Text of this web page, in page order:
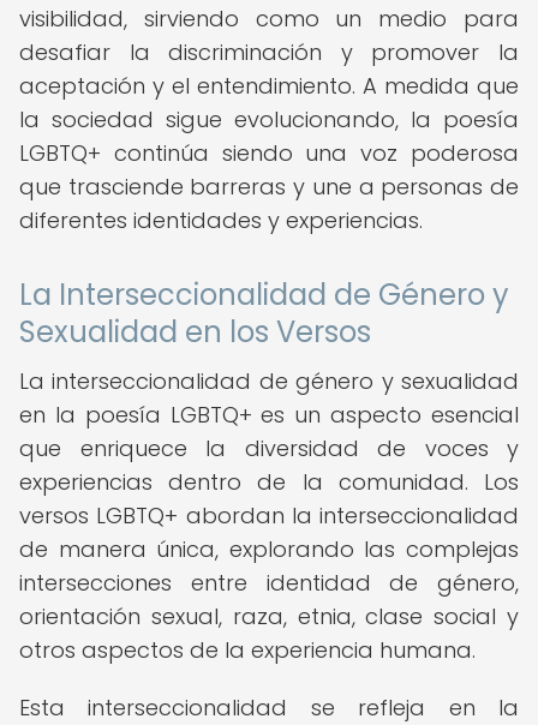
visibilidad, sirviendo como un medio para
desafiar la discriminación y promover la
aceptación y el entendimiento. A medida que
la sociedad sigue evolucionando, la poesía
LGBTQ+ continúa siendo una voz poderosa
que trasciende barreras y une a personas de
diferentes identidades y experiencias.
La Interseccionalidad de Género y
Sexualidad en los Versos
La interseccionalidad de género y sexualidad
en la poesía LGBTQ+ es un aspecto esencial
que enriquece la diversidad de voces y
experiencias dentro de la comunidad. Los
versos LGBTQ+ abordan la interseccionalidad
de manera única, explorando las complejas
intersecciones entre identidad de género,
orientación sexual, raza, etnia, clase social y
otros aspectos de la experiencia humana.
Esta interseccionalidad se refleja en la